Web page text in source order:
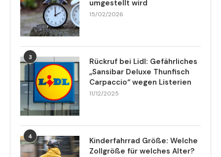
umgestellt wird
15/02/2026
3
Rückruf bei Lidl: Gefährliches
„Sansibar Deluxe Thunfisch
Carpaccio“ wegen Listerien
11/12/2025
4
Kinderfahrrad Größe: Welche
Zollgröße für welches Alter?